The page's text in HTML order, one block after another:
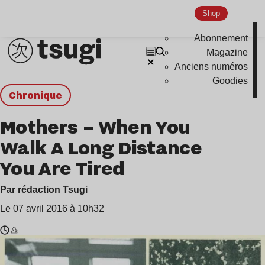
Shop
Abonnement
Magazine
Anciens numéros
Goodies
chronique
Mothers – When You
Walk A Long Distance
You Are Tired
Par rédaction Tsugi
Le 07 avril 2016 à 10h32
Temps
de
Mothers
,